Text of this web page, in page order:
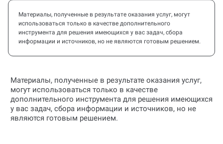
Материалы, полученные в результате оказания услуг, могут
использоваться только в качестве дополнительного
инструмента для решения имеющихся у вас задач, сбора
информации и источников, но не являются готовым решением.
Материалы, полученные в результате оказания услуг,
могут использоваться только в качестве
дополнительного инструмента для решения имеющихся
у вас задач, сбора информации и источников, но не
являются готовым решением.